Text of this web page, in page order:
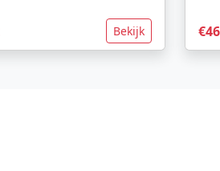
Bekijk